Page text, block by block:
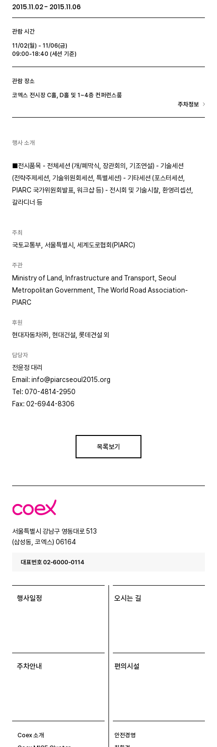
2015.11.02 - 2015.11.06
관람 시간
11/02(월) - 11/06(금)
09:00-18:40 (세션 기준)
관람 장소
코엑스 전시장 C홀, D홀 및 1~4층 컨퍼런스룸
주차정보
행사 소개
■전시품목 - 전체세션 (개/폐막식, 장관회의, 기조연설) - 기술세션
(전략주제세션, 기술위원회세션, 특별세션) - 기타세션 (포스터세션,
PIARC 국가위원회발표, 워크샵 등) - 전시회 및 기술시찰, 환영리셉션,
갈라디너 등
주최
국토교통부, 서울특별시, 세계도로협회(PIARC)
주관
Ministry of Land, Infrastructure and Transport, Seoul
Metropolitan Government, The World Road Association-
PIARC
후원
현대자동차㈜, 현대건설, 롯데견설 외
담당자
전윤정 대리
Email: info@piarcseoul2015.org
Tel: 070-4814-2950
Fax: 02-6944-8306
목록보기
코
엑
서울특별시 강남구 영동대로 513
(삼성동, 코엑스) 06164
대표번호 02-6000-0114
행사일정 오시는 길
주차안내 편의시설
Coex 소개
안전경영